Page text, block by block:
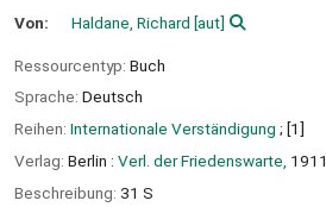
Von: Haldane, Richard [aut]
Ressourcentyp: Buch
Sprache: Deutsch
Reihen: Internationale Verständigung ; [1]
Verlag: Berlin : Verl. der Friedenswarte, 1911
Beschreibung: 31 S